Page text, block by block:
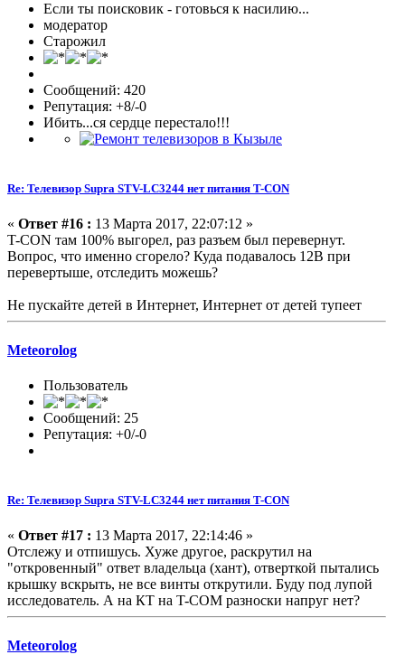
Если ты поисковик - готовься к насилию...
модератор
Старожил
Сообщений: 420
Репутация: +8/-0
Ибить...ся сердце перестало!!!
Re: Телевизор Supra STV-LC3244 нет питания T-CON
« Ответ #16 : 13 Марта 2017, 22:07:12 »
T-CON там 100% выгорел, раз разъем был перевернут.
Вопрос, что именно сгорело? Куда подавалось 12В при
перевертыше, отследить можешь?
Не пускайте детей в Интернет, Интернет от детей тупеет
Meteorolog
Пользователь
Сообщений: 25
Репутация: +0/-0
Re: Телевизор Supra STV-LC3244 нет питания T-CON
« Ответ #17 : 13 Марта 2017, 22:14:46 »
Отслежу и отпишусь. Хуже другое, раскрутил на
"откровенный" ответ владельца (хант), отверткой пытались
крышку вскрыть, не все винты открутили. Буду под лупой
исследователь. А на КТ на T-COM разноски напруг нет?
Meteorolog